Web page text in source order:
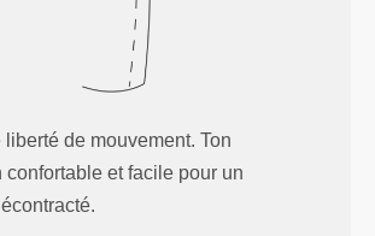
liberté de mouvement. Ton
confortable et facile pour un